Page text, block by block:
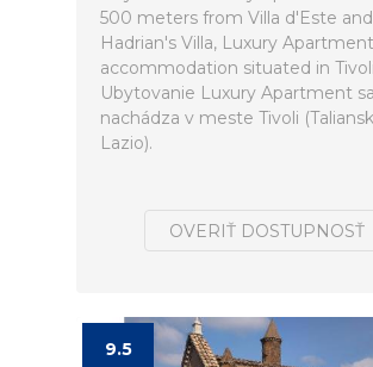
500 meters from Villa d'Este and
Hadrian's Villa, Luxury
accommodation situated in
Ubytovanie Luxury Apartment sa
nachádza v meste Tivoli
Lazio).
OVERIŤ DOSTUPNOSŤ
9.5